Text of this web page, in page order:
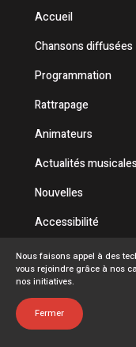
Accueil
Chansons diffusées
Programmation
Rattrapage
Animateurs
Actualités
Nouvelles
Accessibilité
Politique de
Conditions
FAQ
Nous faisons appel à des
vous rejoindre grâce à nos
nos initiatives.
Fermer